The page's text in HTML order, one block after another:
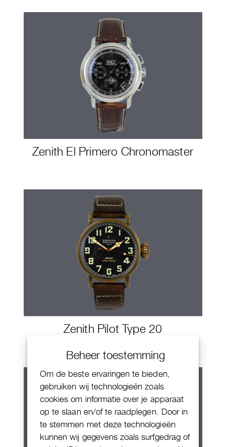
Beheer toestemming
Om de beste ervaringen te bieden,
gebruiken wij technologieën zoals
cookies om informatie over je apparaat
op te slaan en/of te raadplegen. Door in
te stemmen met deze technologieën
kunnen wij gegevens zoals surfgedrag of
Zenith El Primero Chronomaster
Zenith Pilot Type 20